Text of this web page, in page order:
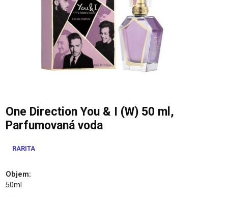
One Direction You & I (W) 50 ml,
Parfumovaná voda
RARITA
Objem:
50ml